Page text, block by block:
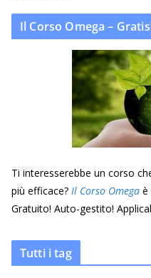
Il Corso Omega –
Ti interesserebbe un corso
più efficace? Il Corso Omega è
Gratuito! Auto-gestito!
Tutti i tag